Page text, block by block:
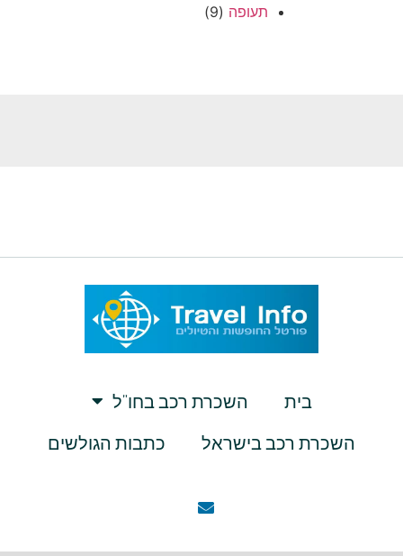
תעופה (9)
בית
השכרת רכב בחו”ל
השכרת רכב בישראל
כתבות הגולשים